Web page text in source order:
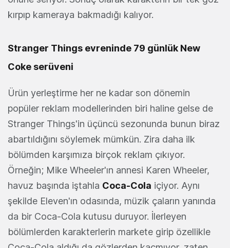
kırpıp kameraya bakmadığı kalıyor.
Stranger Things evreninde 79 günlük New
Coke serüveni
Ürün yerleştirme her ne kadar son dönemin
popüler reklam modellerinden biri haline gelse de
Stranger Things'in üçüncü sezonunda bunun biraz
abartıldığını söylemek mümkün. Zira daha ilk
bölümden karşımıza birçok reklam çıkıyor.
Örneğin; Mike Wheeler'ın annesi Karen Wheeler,
havuz başında iştahla Coca-Cola içiyor. Aynı
şekilde Eleven'ın odasında, müzik çaların yanında
da bir Coca-Cola kutusu duruyor. İlerleyen
bölümlerden karakterlerin markete girip özellikle